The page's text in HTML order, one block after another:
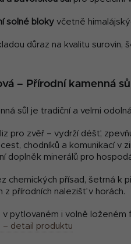
solné bloky včetně
důraz na kvalitu
– Přírodní kamenná
sůl je tradiční a velmi
pro zvěř – vydrží déšť,
chodníků a komunikací v
doplněk minerálů pro
chemických přísad, šetrná k
z přírodních nalezišť v horách.
v pytlovaném i volně loženém
– detail produktu